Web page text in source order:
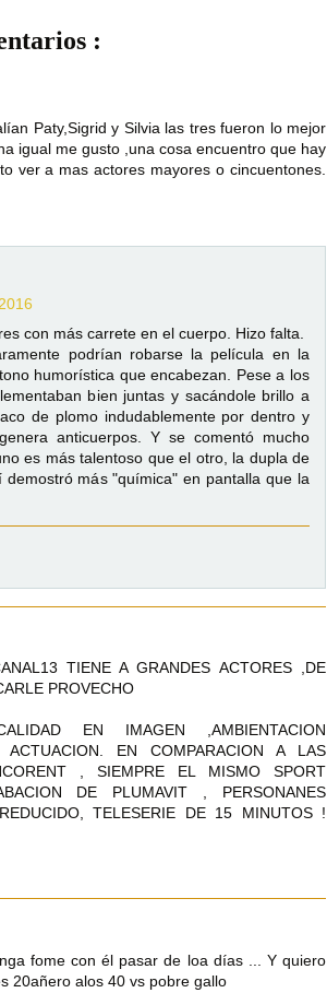
:
Paty,Sigrid y Silvia las tres fueron lo mejor
igual me gusto ,una cosa encuentro que hay
ver a mas actores mayores o cincuentones.
con más carrete en el cuerpo. Hizo falta.
podrían robarse la película en la
humorística que encabezan. Pese a los
bien juntas y sacándole brillo a
de plomo indudablemente por dentro y
anticuerpos. Y se comentó mucho
es más talentoso que el otro, la dupla de
demostró más "química" en pantalla que la
TIENE A GRANDES ACTORES ,DE
PROVECHO
EN IMAGEN ,AMBIENTACION
EN COMPARACION A LAS
, SIEMPRE EL MISMO SPORT
DE PLUMAVIT , PERSONANES
TELESERIE DE 15 MINUTOS !
fome con él pasar de loa días ... Y quiero
20añero alos 40 vs pobre gallo